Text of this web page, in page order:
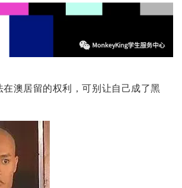
在澳居留的权利，可别让自己成了黑